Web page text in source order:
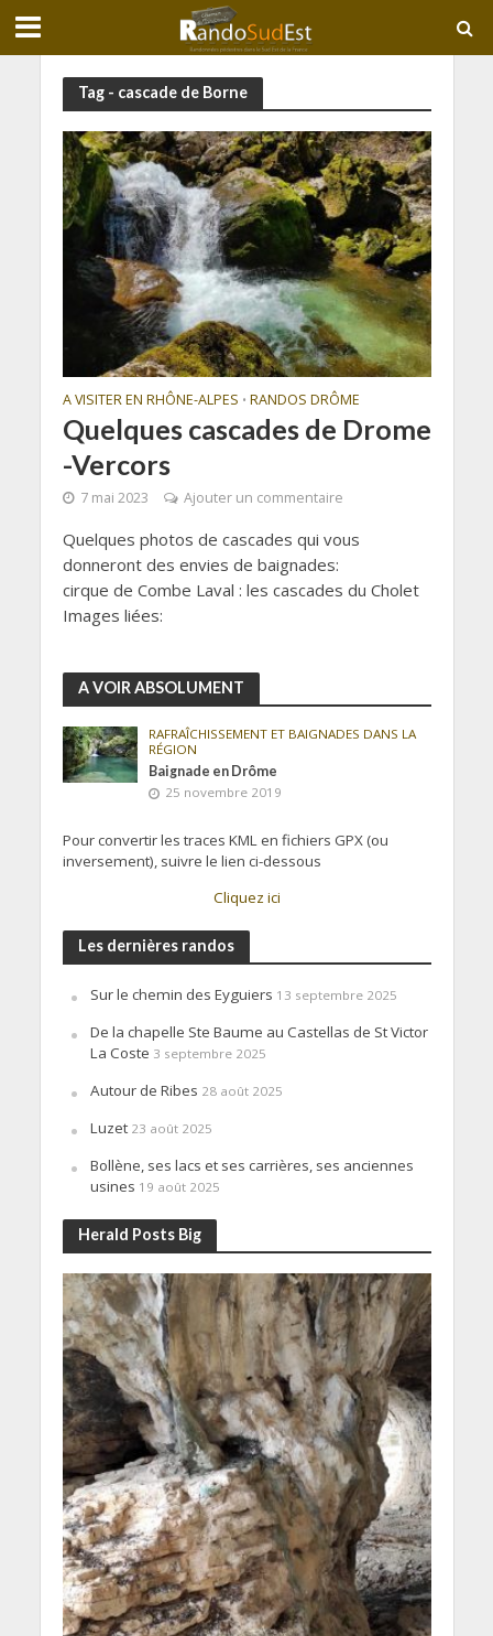
Tag - cascade de Borne
A VISITER EN RHÔNE-ALPES • RANDOS DRÔME
Quelques cascades de Drome
-Vercors
7 mai 2023 Ajouter un commentaire
Quelques photos de cascades qui vous
donneront des envies de baignades:
cirque de Combe Laval : les cascades du Cholet
Images liées:
A VOIR ABSOLUMENT
RAFRAÎCHISSEMENT ET BAIGNADES DANS LA
RÉGION
Baignade en Drôme
25 novembre 2019
Pour convertir les traces KML en fichiers GPX (ou
inversement), suivre le lien ci-dessous
Cliquez ici
Les dernières randos
Sur le chemin des Eyguiers 13 septembre 2025
De la chapelle Ste Baume au Castellas de St Victor
La Coste 3 septembre 2025
Autour de Ribes 28 août 2025
Luzet 23 août 2025
Bollène, ses lacs et ses carrières, ses anciennes
usines 19 août 2025
Herald Posts Big